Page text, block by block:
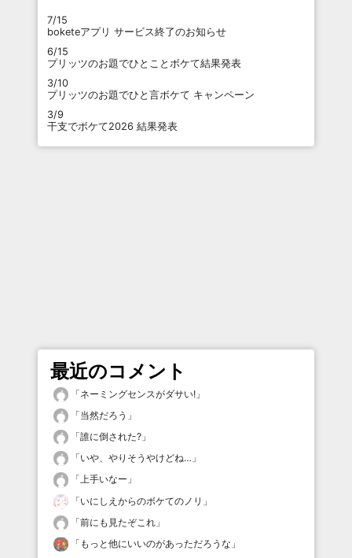
7/15
boketeアプリ サービス終了のお知らせ
6/15
プリッツのお題でひとことボケて結果発表
3/10
プリッツのお題でひと言ボケて キャンペーン
3/9
干支でボケて2026 結果発表
最近のコメント
「ネーミングセンスがダサい! 」
「当然だろう 」
「誰に倒された? 」
「いや、やりそうやけどね… 」
「上手いなー 」
「いにしえからのボケてのノリ 」
「前にも見たぞこれ 」
「 もっと他にいいのがあっただろうな 」